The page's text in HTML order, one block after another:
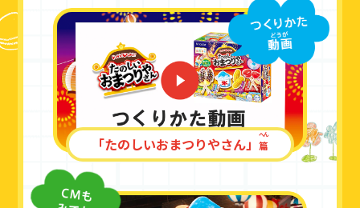
「たのしいおまつりやさん」 篇
へん